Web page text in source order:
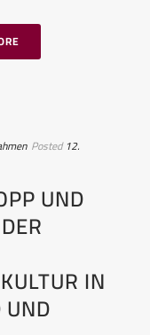
Posted 12.
UND
IN